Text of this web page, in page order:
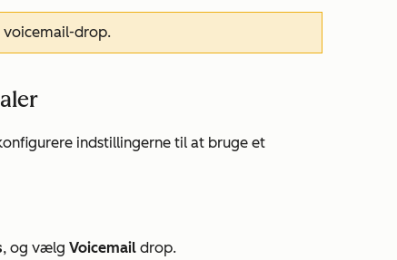
voicemail-drop.
indstillingerne til at bruge et
, og vælg Voicemail drop.